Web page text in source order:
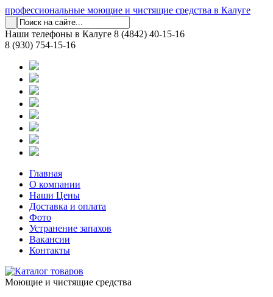
профессиональные моющие и чистящие средства в Калуге
Наши телефоны в Калуге 8 (4842) 40-15-16
8 (930) 754-15-16
Главная
О компании
Наши Цены
Доставка и оплата
Фото
Устранение запахов
Вакансии
Контакты
Моющие и чистящие средства